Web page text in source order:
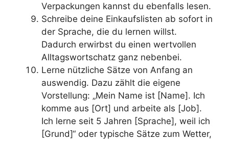
Verpackungen kannst du ebenfalls lesen.
Schreibe deine Einkaufslisten ab sofort in
der Sprache, die du lernen willst.
Dadurch erwirbst du einen wertvollen
Alltagswortschatz ganz nebenbei.
Lerne nützliche Sätze von Anfang an
auswendig. Dazu zählt die eigene
Vorstellung: „Mein Name ist [Name]. Ich
komme aus [Ort] und arbeite als [Job].
Ich lerne seit 5 Jahren [Sprache], weil ich
[Grund]“ oder typische Sätze zum Wetter,